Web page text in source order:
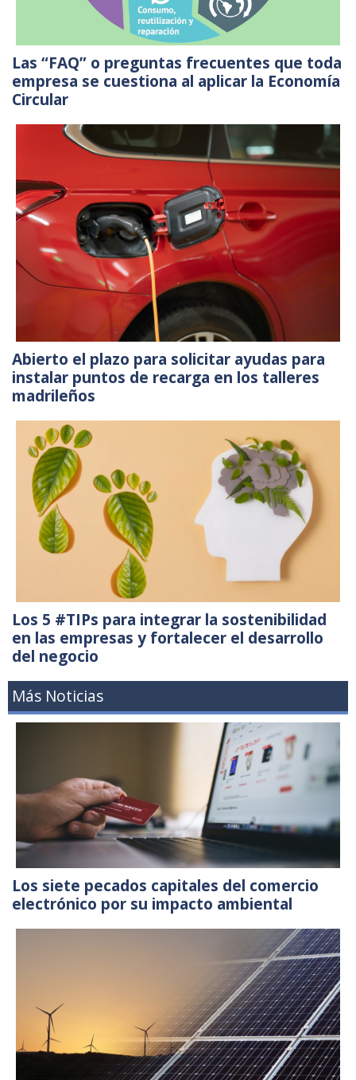
Las “FAQ” o preguntas frecuentes que toda
empresa se cuestiona al aplicar la Economía
Circular
Abierto el plazo para solicitar ayudas para
instalar puntos de recarga en los talleres
madrileños
Los 5 #TIPs para integrar la sostenibilidad
en las empresas y fortalecer el desarrollo
del negocio
Más Noticias
Los siete pecados capitales del comercio
electrónico por su impacto ambiental